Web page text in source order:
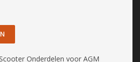
Onderdelen voor AGM